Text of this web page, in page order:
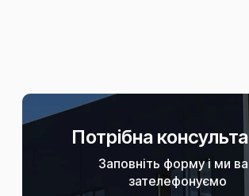
Потрібна
Заповніть форму і ми
зателефонуємо